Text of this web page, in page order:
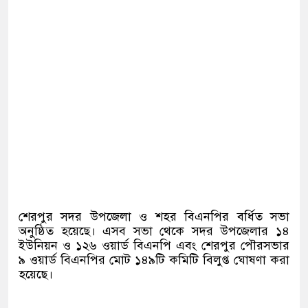
শেরপুর সদর উপজেলা ও শহর বিএনপির বর্ধিত সভা
অনুষ্ঠিত হয়েছে। এসব সভা থেকে সদর উপজেলার ১৪
ইউনিয়ন ও ১২৬ ওয়ার্ড বিএনপি এবং শেরপুর পৌরসভার
৯ ওয়ার্ড বিএনপির মোট ১৪৯টি কমিটি বিলুপ্ত ঘোষণা করা
হয়েছে।